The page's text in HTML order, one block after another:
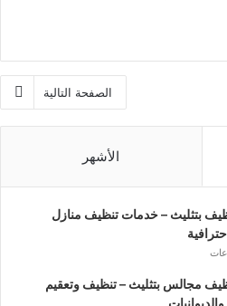
الصفحة التالية
الأشهر
بتثليث – خدمات تنظيف منازل
مجالس بتثليث – تنظيف وتعقيم